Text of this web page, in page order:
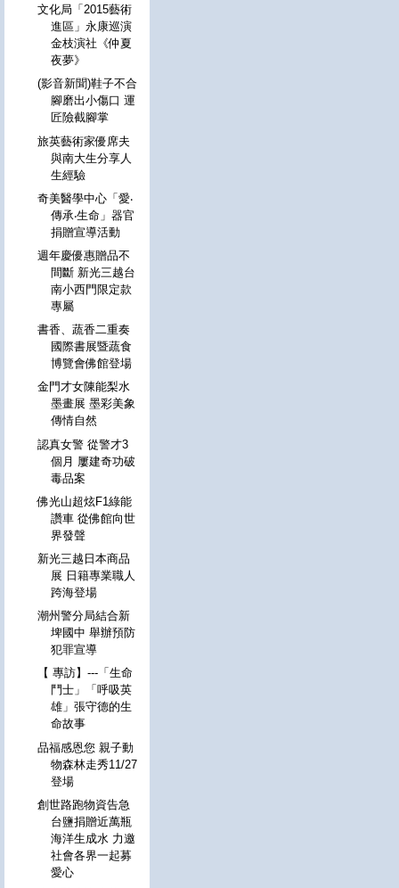
文化局「2015藝術
進區」永康巡演
金枝演社《仲夏
夜夢》
(影音新聞)鞋子不合
腳磨出小傷口 運
匠險截腳掌
旅英藝術家優席夫
與南大生分享人
生經驗
奇美醫學中心「愛‧
傳承‧生命」器官
捐贈宣導活動
週年慶優惠贈品不
間斷 新光三越台
南小西門限定款
專屬
書香、蔬香二重奏
國際書展暨蔬食
博覽會佛館登場
金門才女陳能梨水
墨畫展 墨彩美象
傳情自然
認真女警 從警才3
個月 屢建奇功破
毒品案
佛光山超炫F1綠能
讚車 從佛館向世
界發聲
新光三越日本商品
展 日籍專業職人
跨海登場
潮州警分局結合新
埤國中 舉辦預防
犯罪宣導
【 專訪】---「生命
鬥士」「呼吸英
雄」張守德的生
命故事
品福感恩您 親子動
物森林走秀11/27
登場
創世路跑物資告急
台鹽捐贈近萬瓶
海洋生成水 力邀
社會各界一起募
愛心